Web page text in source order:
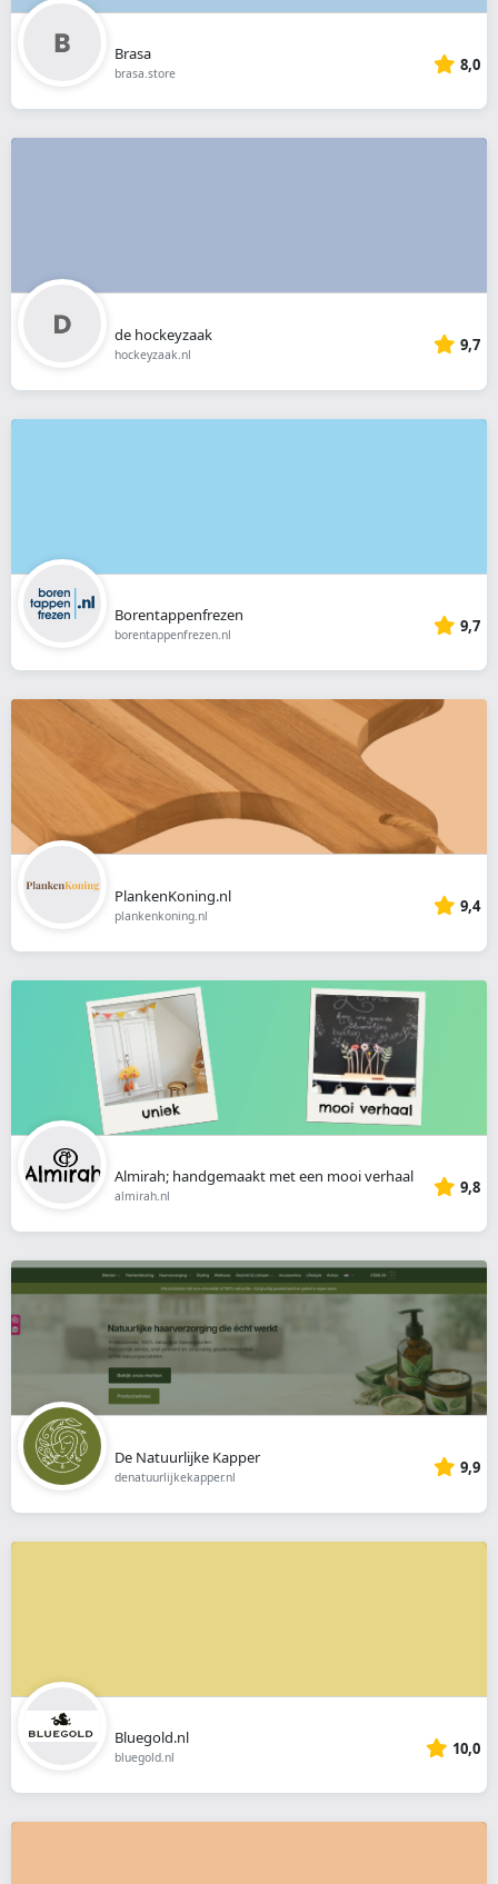
Brasa
brasa.store 8,0
de hockeyzaak
hockeyzaak.nl 9,7
Borentappenfrezen
borentappenfrezen.nl 9,7
PlankenKoning.nl
plankenkoning.nl 9,4
Almirah; handgemaakt met een mooi verhaal
almirah.nl 9,8
De Natuurlijke Kapper
denatuurlijkekapper.nl 9,9
Bluegold.nl
bluegold.nl 10,0